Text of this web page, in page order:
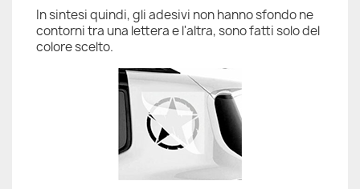
In sintesi quindi, gli adesivi non hanno sfondo ne
contorni tra una lettera e l'altra, sono fatti solo del
colore scelto.